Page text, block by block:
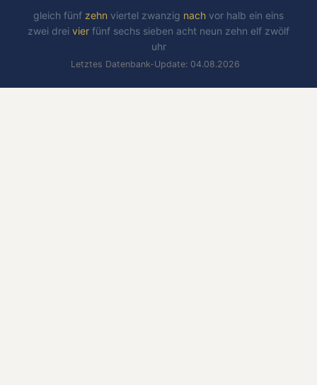
gleich fünf zehn viertel zwanzig nach vor halb ein eins
zwei drei vier fünf sechs sieben acht neun zehn elf zwölf
uhr
Letztes Datenbank-Update: 04.08.2026